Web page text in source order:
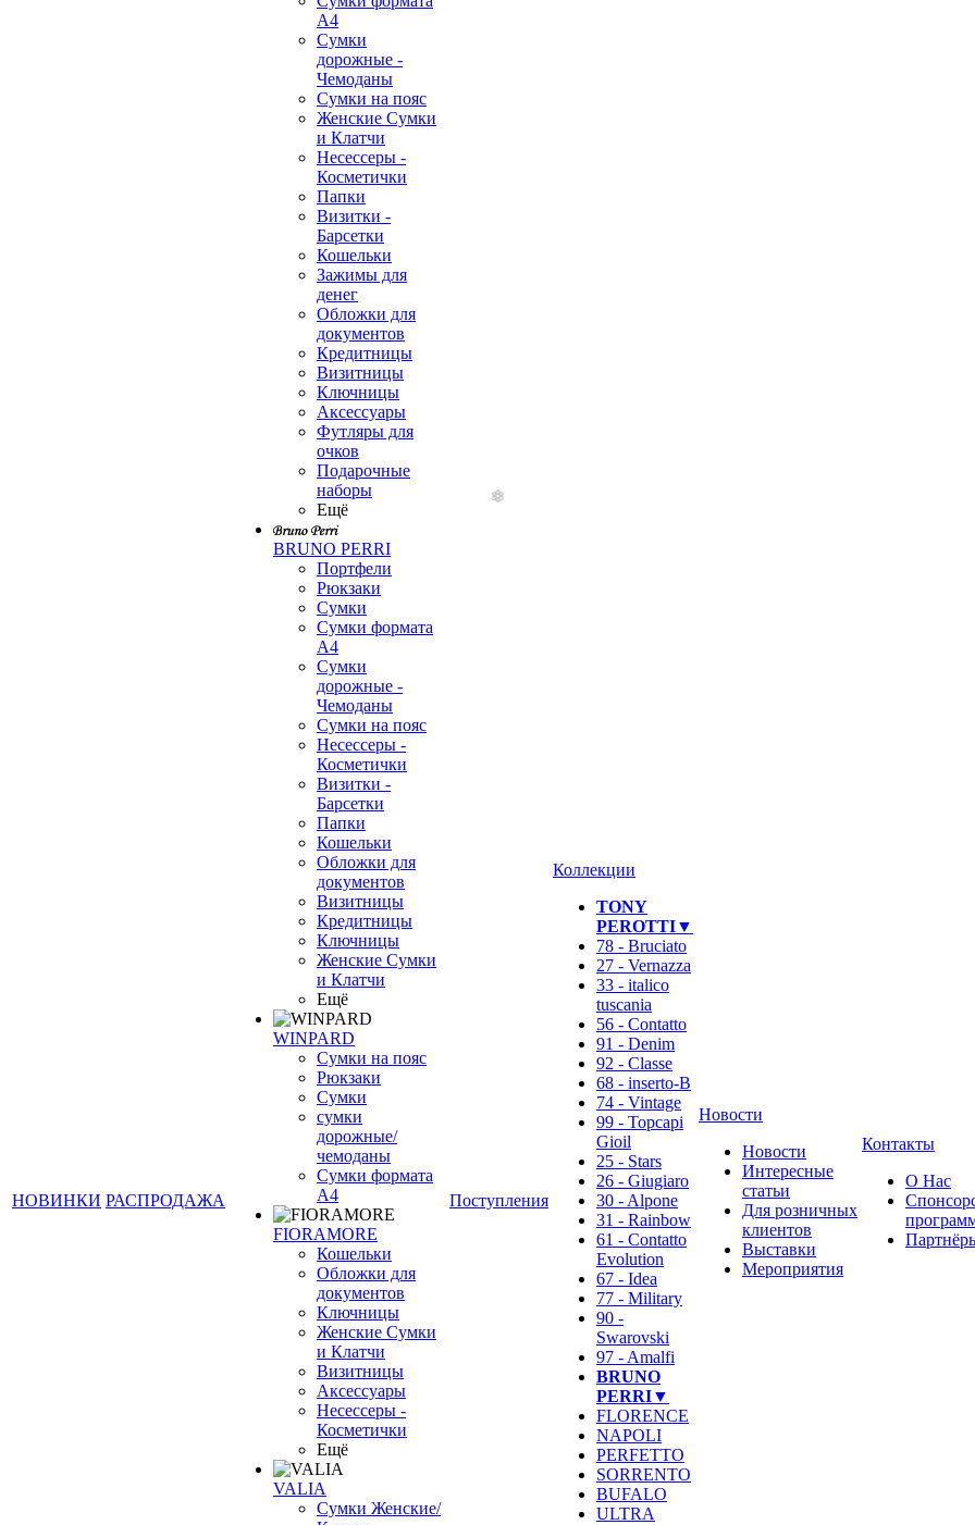
НОВИНКИ РАСПРОДАЖА
А4
Сумки
дорожные -
Чемоданы
Сумки на пояс
Женские Сумки
и Клатчи
Несессеры -
Косметички
Папки
Визитки -
Барсетки
Кошельки
Зажимы для
денег
Обложки для
документов
Кредитницы
Визитницы
Ключницы
Аксессуары
Футляры для
очков
Подарочные
наборы
Ещё
BRUNO PERRI
Портфели
Рюкзаки
Сумки
Сумки формата
А4
Сумки
дорожные -
Чемоданы
Сумки на пояс
Несессеры -
Косметички
Визитки -
Барсетки
Папки
Кошельки
Обложки для
документов
Визитницы
Кредитницы
Ключницы
Женские Сумки
и Клатчи
Ещё
WINPARD
Сумки на пояс
Рюкзаки
Сумки
сумки
дорожные/
чемоданы
Сумки формата
А4
FIORAMORE
Кошельки
Обложки для
документов
Ключницы
Женские Сумки
и Клатчи
Визитницы
Аксессуары
Несессеры -
Косметички
Ещё
VALIA
Сумки Женские/
Поступления
Коллекции
TONY
PEROTTI▼
78 - Bruciato
27 - Vernazza
33 - italico
tuscania
56 - Contatto
91 - Denim
92 - Classe
68 - inserto-B
74 - Vintage
99 - Topcapi
Gioil
25 - Stars
26 - Giugiaro
30 - Alpone
31 - Rainbow
61 - Contatto
Evolution
67 - Idea
77 - Military
90 -
Swarovski
97 - Amalfi
BRUNO
PERRI▼
FLORENCE
NAPOLI
PERFETTO
SORRENTO
BUFALO
ULTRA
Новости
Новости
Интересные
статьи
Для розничных
клиентов
Выставки
Мероприятия
Контакты
О Нас